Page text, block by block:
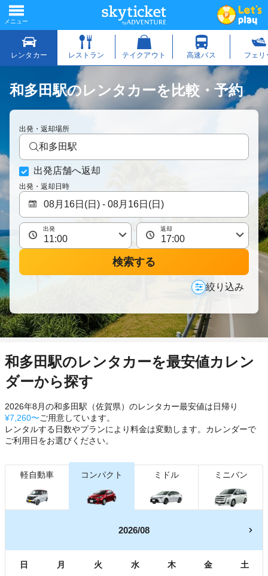
和多田駅のレンタカーを比較・予約
出発・返却場所
和多田駅
出発店舗へ返却
出発・返却日時
出発 返却
検索する
絞り込み
和多田駅のレンタカーを最安値カレン
ダーから探す
2026年8月の和多田駅（佐賀県）のレンタカー最安値は日帰り
¥7,260〜ご用意しています。
レンタルする日数やプランにより料金は変動します。カレンダーで
ご利用日をお選びください。
軽自動車 コンパクト ミドル ミニバン
2026/08
日 月 火 水 木 金 土